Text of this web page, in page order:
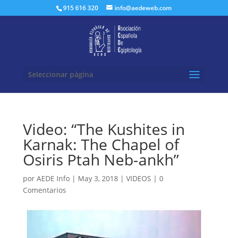
915 616 320 info@aedeweb.com
Seleccionar página
Video: “The Kushites in
Karnak: The Chapel of
Osiris Ptah Neb-ankh”
por AEDE Info| May 3, 2018| VIDEOS | 0
Comentarios